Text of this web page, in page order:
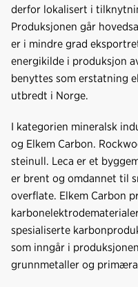
derfor lokalisert i
Produksjonen går
er i mindre grad
energikilde i produksjon
benyttes som erstatning
utbredt i Norge.
I kategorien mineralsk
og Elkem Carbon.
steinull. Leca er et
er brent og omdannet til
overflate. Elkem Carbon
spesialiserte
som inngår i
grunnmetaller og